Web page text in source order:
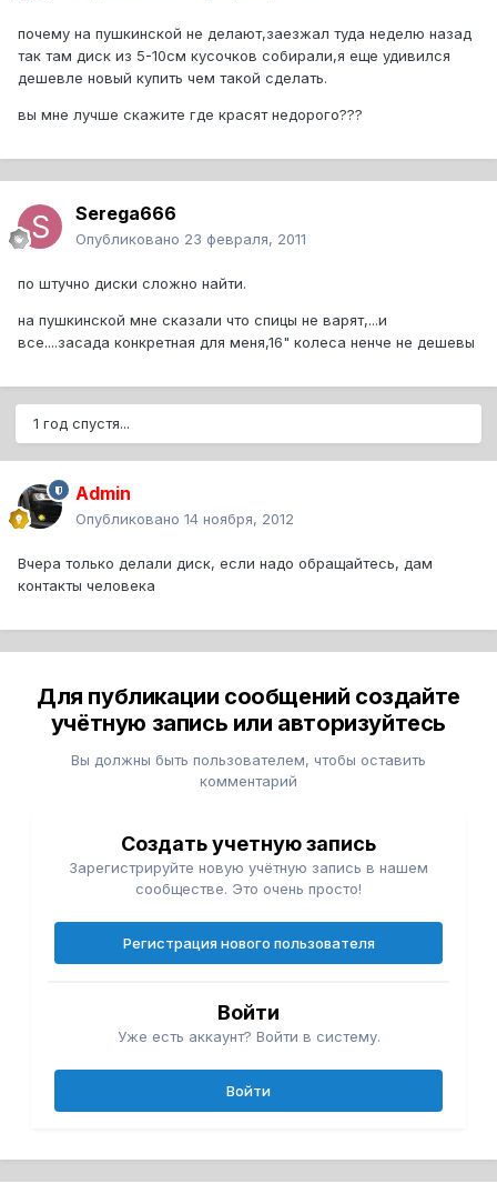
почему на пушкинской не делают,заезжал туда неделю назад
так там диск из 5-10см кусочков собирали,я еще удивился
дешевле новый купить чем такой сделать.
вы мне лучше скажите где красят недорого???
Serega666
Опубликовано 23 февраля, 2011
по штучно диски сложно найти.
на пушкинской мне сказали что спицы не варят,...и
все....засада конкретная для меня,16" колеса ненче не дешевы
1 год спустя...
Admin
Опубликовано 14 ноября, 2012
Вчера только делали диск, если надо обращайтесь, дам
контакты человека
Для публикации сообщений создайте
учётную запись или авторизуйтесь
Вы должны быть пользователем, чтобы оставить
комментарий
Создать учетную запись
Зарегистрируйте новую учётную запись в нашем
сообществе. Это очень просто!
Регистрация нового пользователя
Войти
Уже есть аккаунт? Войти в систему.
Войти